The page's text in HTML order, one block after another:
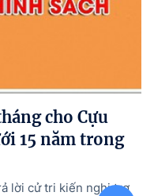
cho Cựu
15 năm trong
lời cử tri kiến nghị trợ